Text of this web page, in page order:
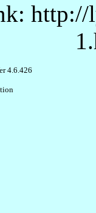
4.6.426